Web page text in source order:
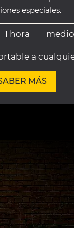
especiales.
1 hora
a
MÁS